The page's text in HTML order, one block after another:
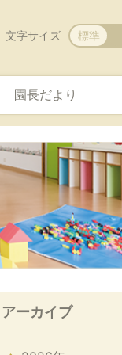
園長だより
文字サイズ 標準
アーカイブ